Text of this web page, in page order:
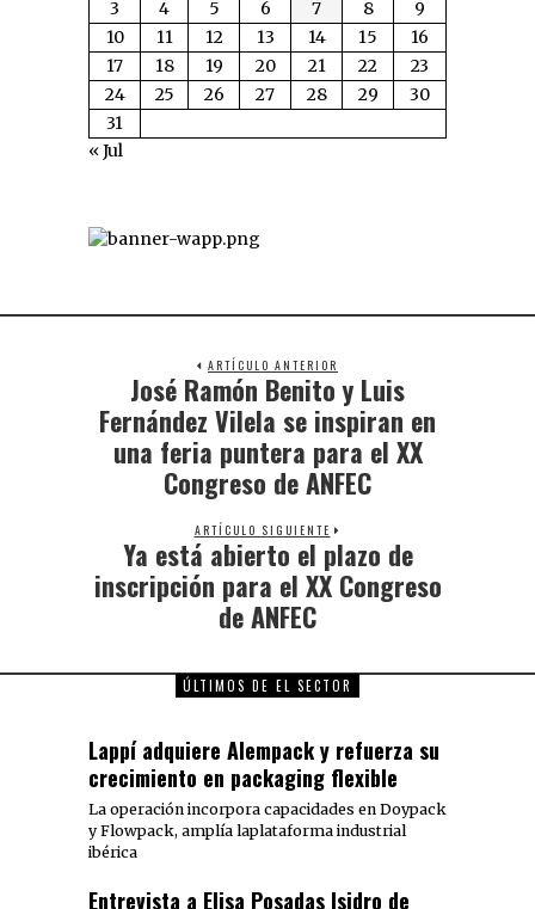
3
4 5 6 7 8
9
10
11 12 13 14 15
16
17
18 19 20 21 22
23
24
25 26 27 28 29
30
31
« Jul
ARTÍCULO ANTERIOR
José Ramón Benito y Luis
Fernández Vilela se inspiran en
una feria puntera para el XX
Congreso de ANFEC
ARTÍCULO SIGUIENTE
Ya está abierto el plazo de
inscripción para el XX Congreso
de ANFEC
ÚLTIMOS DE EL SECTOR
Lappí adquiere Alempack y refuerza su
crecimiento en packaging flexible
La operación incorpora capacidades en Doypack
y Flowpack, amplía laplataforma industrial
ibérica
Entrevista a Elisa Posadas Isidro de